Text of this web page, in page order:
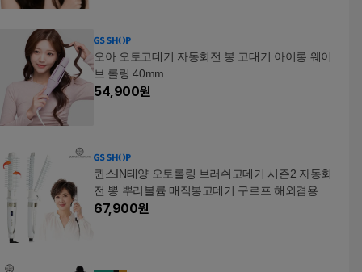
오아 오토고데기 자동회전 봉 고대기 아이롱 웨이
브 롤링 40mm
54,900원
퀸스IN태양 오토롤링 브러쉬고데기 시즌2 자동회
전 뽕 뿌리볼륨 매직봉고데기 구르프 해외겸용
67,900원